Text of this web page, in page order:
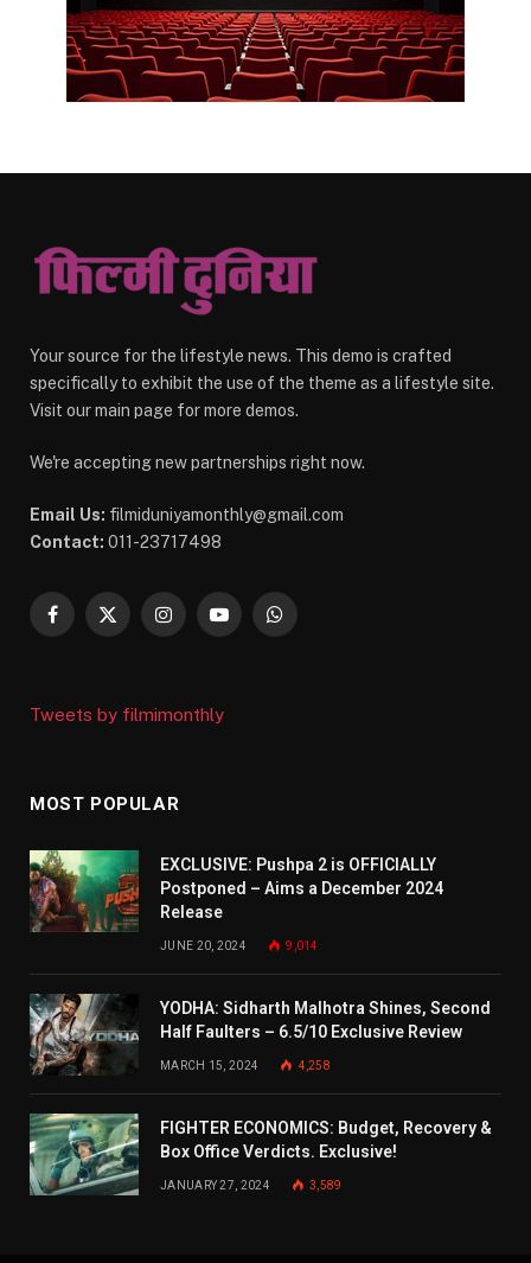
Your source for the lifestyle news. This demo is crafted
specifically to exhibit the use of the theme as a lifestyle site.
Visit our main page for more demos.
We're accepting new partnerships right now.
Email Us: filmiduniyamonthly@gmail.com
Contact: 011-23717498
Facebook
X
InstagramYouTubeWhatsApp
Tweets by filmimonthly
MOST POPULAR
EXCLUSIVE: Pushpa 2 is OFFICIALLY
Postponed – Aims a December 2024
Release
JUNE 20, 2024 9,014
YODHA: Sidharth Malhotra Shines, Second
Half Faulters – 6.5/10 Exclusive Review
MARCH 15, 2024 4,258
FIGHTER ECONOMICS: Budget, Recovery &
Box Office Verdicts. Exclusive!
JANUARY 27, 2024 3,589